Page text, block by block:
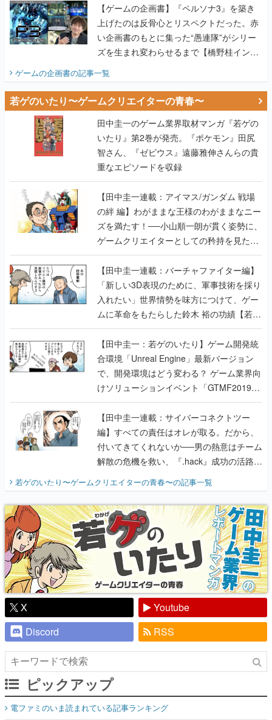
【ゲームの企画書】『ペルソナ3』を築き
上げたのは反骨心とリスペクトだった。赤
い企画書のもとに集った“愚連隊”がシリー
ズを生まれ変わらせるまで【橋野桂インタ
ビュー】
ゲームの企画書の記事一覧
若ゲのいたり〜ゲームクリエイターの青春〜
田中圭一のゲーム業界取材マンガ『若ゲの
いたり』第2巻が発売。『ポケモン』田尻
智さん、『ゼビウス』遠藤雅伸さんらの貴
重なエピソードを収録
【田中圭一連載：アイマス/ガンダム 戦場
の絆 編】わがままな王様のわがままなニー
ズを満たす！──小山順一朗が貫く姿勢に、
ゲームクリエイターとしての矜持を見た
【若ゲのいたり最終回】
【田中圭一連載：バーチャファイター編】
「新しい3D表現のために、軍事技術を採り
入れたい」世界情勢を味方につけて、ゲー
ムに革命をもたらした鈴木 裕の功績【若ゲ
のいたり】
【田中圭一：若ゲのいたり】ゲーム開発統
合環境「Unreal Engine」最新バージョン
で、開発環境はどう変わる？ ゲーム業界向
けソリューションイベント「GTMF2019」
に行って、より理解を深めよう【PR】
【田中圭一連載：サイバーコネクトツー
編】すべての責任はオレが取る。だから、
付いてきてくれないか──男の熱意はチーム
解散の危機を救い、『.hack』成功の活路を
開く。業界の快男児・松山 洋に流れる血は
『少年ジャンプ』色だった【若ゲのいた
り】
若ゲのいたり〜ゲームクリエイターの青春〜の記事一覧
X
Youtube
Discord
RSS
ピックアップ
電ファミのいま読まれている記事ランキング